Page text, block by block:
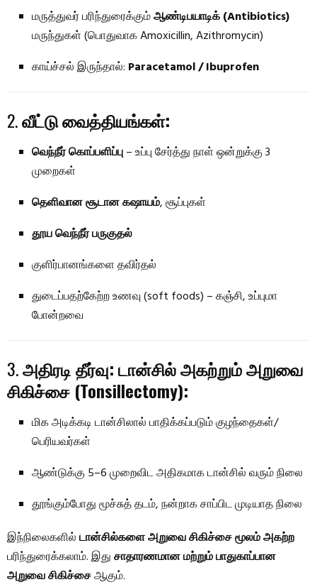
மருத்துவர் பரிந்துரைக்கும்ஆண்டிபயாடிக் (Antibiotics)
மருந்துகள் (பொதுவாக Amoxicillin, Azithromycin)
காய்ச்சல் இருந்தால்: Paracetamol / Ibuprofen
2.வீட்டு வைத்தியங்கள்:
வெந்நீர் கொப்பளிப்பு– உப்பு சேர்த்து நாள் ஒன்றுக்கு 3
முறைகள்
தெளிவான சூடான கஷாயம், சூப்புகள்
தூய வெந்நீர் பருகுதல்
குளிர்பானங்களை தவிர்தல்
துடைப்பதற்கேற்ற உணவு (soft foods) – கஞ்சி, உப்புமா
போன்றவை
3.அதிரடி தீர்வு: டான்சில் அகற்றும் அறுவை
சிகிச்சை (Tonsillectomy):
மிக அடிக்கடி டான்சிலால் பாதிக்கப்படும் குழந்தைகள்/
பெரியவர்கள்
ஆண்டுக்கு 5–6 முறைவிட அதிகமாக டான்சில் வரும் நிலை
தூங்கும்போது மூச்சுத் தடம், நன்றாக சாப்பிட முடியாத நிலை
இந்நிலைகளில்டான்சில்களை அறுவை சிகிச்சை மூலம் அகற்ற
பரிந்துரைக்கலாம். இதுசாதாரணமான மற்றும் பாதுகாப்பான
அறுவை சிகிச்சைஆகும்.